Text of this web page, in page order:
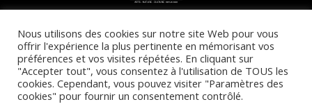
© 2025 @droits d’auteurs, Le Rendez-vous d’Howard | Design
& Conception Web : Imacom Communications
Toute reproduction totale ou partielle du site est strictement
interdite.
Nous utilisons des cookies sur notre site Web pour vous
offrir l'expérience la plus pertinente en mémorisant vos
préférences et vos visites répétées. En cliquant sur
"Accepter tout", vous consentez à l'utilisation de TOUS les
cookies. Cependant, vous pouvez visiter "Paramètres des
cookies" pour fournir un consentement contrôlé.